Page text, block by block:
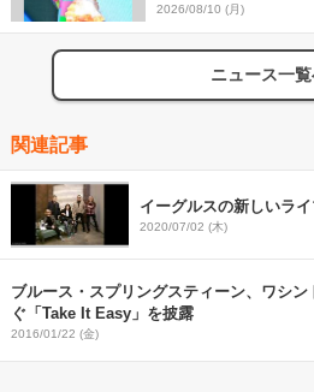
を盛り上げまくる！＜
2026/08/10 (月)
ニュース一
関連記事
イーグルスの新しいラ
2020/07/02 (木)
ブルース・スプリングスティーン、ワシ
ぐ「Take It Easy」を披露
2016/01/22 (金)